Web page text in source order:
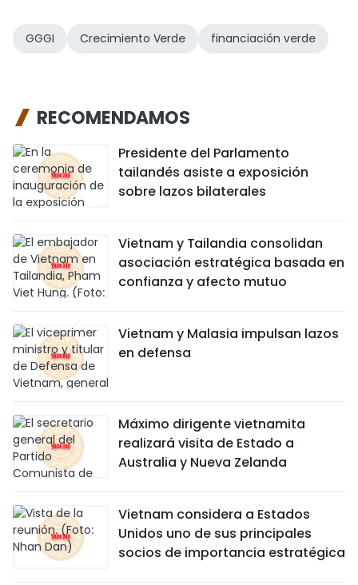
GGGI Crecimiento Verde financiación verde
RECOMENDAMOS
Presidente del Parlamento
tailandés asiste a exposición
sobre lazos bilaterales
Vietnam y Tailandia consolidan
asociación estratégica basada en
confianza y afecto mutuo
Vietnam y Malasia impulsan lazos
en defensa
Máximo dirigente vietnamita
realizará visita de Estado a
Australia y Nueva Zelanda
Vietnam considera a Estados
Unidos uno de sus principales
socios de importancia estratégica